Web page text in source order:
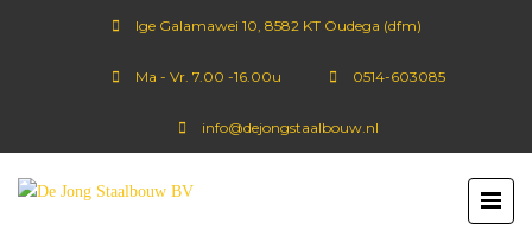
Ige Galamawei 10, 8582 KT Oudega (dfm)
Ma - Vr. 7.00 -16.00u 0514-603085
info@dejongstaalbouw.nl